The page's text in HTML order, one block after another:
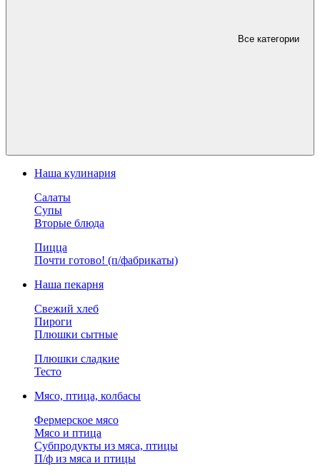
Все категории
Наша кулинария
Салаты
Супы
Вторые блюда
Пицца
Почти готово! (п/фабрикаты)
Наша пекарня
Свежий хлеб
Пироги
Плюшки сытные
Плюшки сладкие
Тесто
Мясо, птица, колбасы
Фермерское мясо
Мясо и птица
Субпродукты из мяса, птицы
П/ф из мяса и птицы